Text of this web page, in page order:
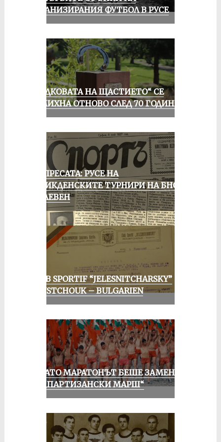
ОРГАНИЗИРАНИЯ ФУТБОЛ В РУСЕ
„ПОДКОВАТА НА ЩАСТИЕТО“ СЕ
УСМИХНА ОТНОВО СЛЕД 70 ГОДИНИ
ОТ ПРЕСАТА: РУСЕ НА
ВЕЛИКДЕНСКИТЕ ТУРНИРИ НА БНСФ
В ПЛЕВЕН
CLUB SPORTIF “JELESNITCHARSKY”
ROUSTCHOUK – BULGARIEN
КОГАТО МАРАТОНЪТ БЕШЕ ЗАМЕНЕН
ОТ „ПАРТИЗАНСКИ МАРШ“